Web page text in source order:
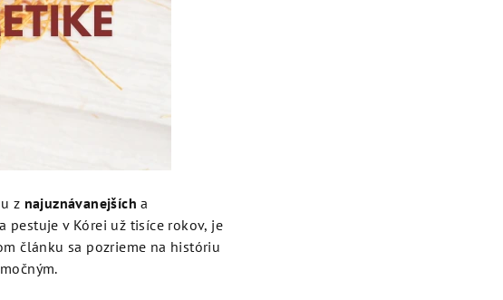
z najuznávanejších a
pestuje v Kórei už tisíce rokov, je
článku sa pozrieme na históriu